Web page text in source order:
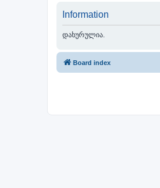
Information
დახურულია.
Board index